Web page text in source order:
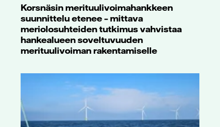
Korsnäsin merituulivoimahankkeen
suunnittelu etenee – mittava
meriolosuhteiden tutkimus vahvistaa
hankealueen soveltuvuuden
merituulivoiman rakentamiselle